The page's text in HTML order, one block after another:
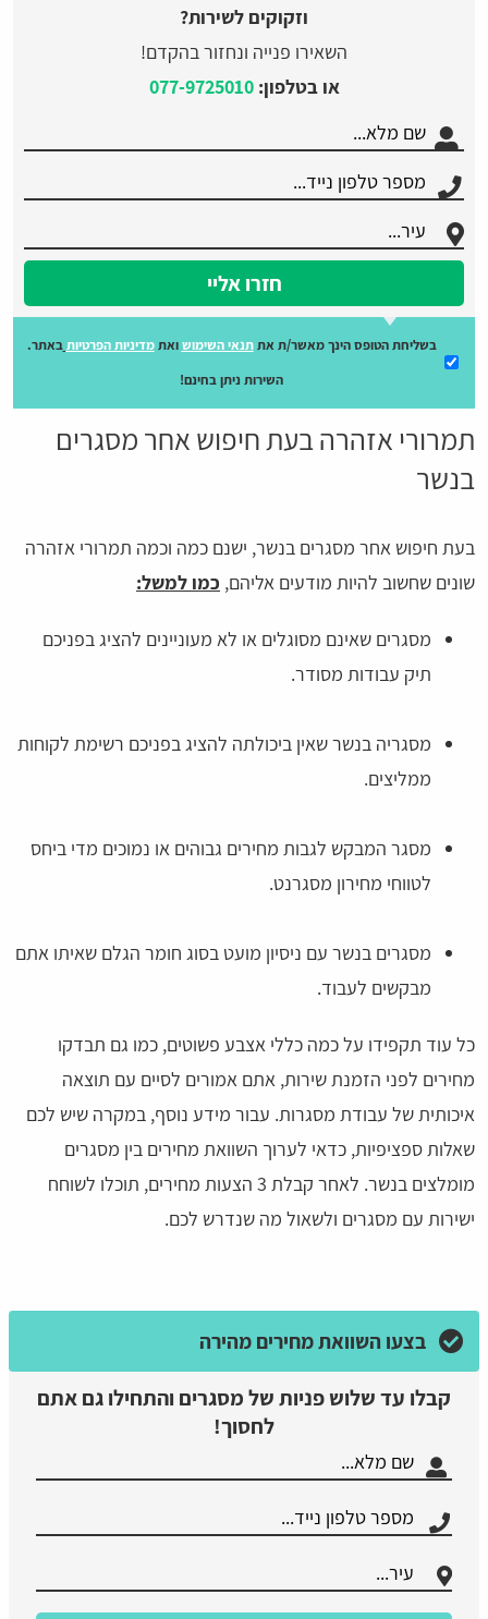
וזקוקים לשירות?
השאירו פנייה ונחזור בהקדם!
או בטלפון:077-9725010
חזרו אליי
בשליחת הטופס הינך מאשר/ת אתתנאי השימושואתמדיניות הפרטיות באתר.
השירות ניתן בחינם!
תמרורי אזהרה בעת חיפוש אחר מסגרים
בנשר
בעת חיפוש אחר מסגרים בנשר, ישנם כמה וכמה תמרורי אזהרה
שונים שחשוב להיות מודעים אליהם, כמו למשל:
מסגרים שאינם מסוגלים או לא מעוניינים להציג בפניכם
תיק עבודות מסודר.
מסגריה בנשר שאין ביכולתה להציג בפניכם רשימת לקוחות
ממליצים.
מסגר המבקש לגבות מחירים גבוהים או נמוכים מדי ביחס
לטווחי מחירון מסגרנט.
מסגרים בנשר עם ניסיון מועט בסוג חומר הגלם שאיתו אתם
מבקשים לעבוד.
כל עוד תקפידו על כמה כללי אצבע פשוטים, כמו גם תבדקו
מחירים לפני הזמנת שירות, אתם אמורים לסיים עם תוצאה
איכותית של עבודת מסגרות. עבור מידע נוסף, במקרה שיש לכם
שאלות ספציפיות, כדאי לערוך השוואת מחירים בין מסגרים
מומלצים בנשר. לאחר קבלת 3 הצעות מחירים, תוכלו לשוחח
ישירות עם מסגרים ולשאול מה שנדרש לכם.
בצעו השוואת מחירים מהירה
קבלו עד שלוש פניות של מסגרים והתחילו גם אתם
לחסוך!